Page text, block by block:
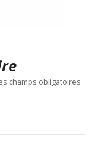
champs obligatoires